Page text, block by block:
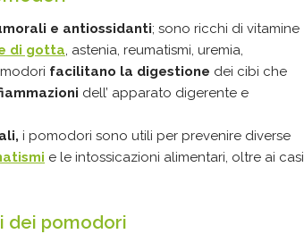
e antiossidanti; sono ricchi di vitamine
di gotta, astenia, reumatismi, uremia,
facilitano la digestione dei cibi che
dell’ apparato digerente e
i pomodori sono utili per prevenire diverse
e le intossicazioni alimentari, oltre ai casi
dei pomodori